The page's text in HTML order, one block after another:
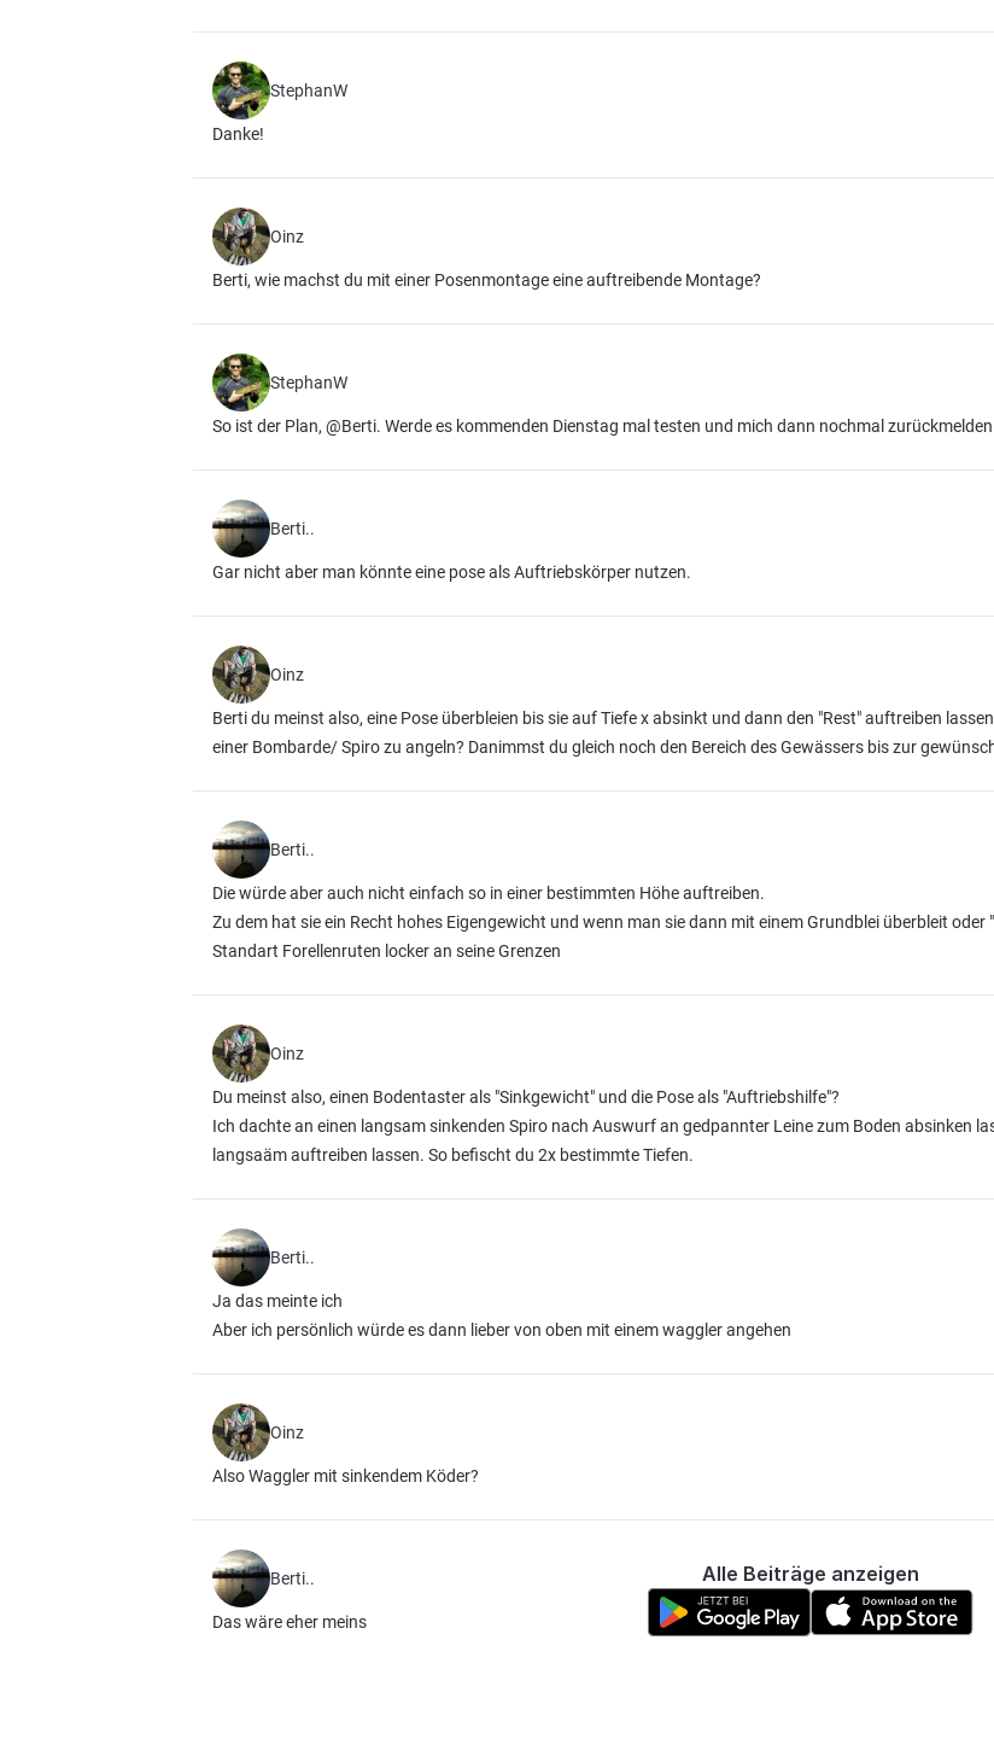
StephanW
Danke!
Oinz
Berti, wie machst du mit einer Posenmontage eine auftreibende Montage?
StephanW
So ist der Plan, @Berti. Werde es kommenden Dienstag mal testen und mich dann nochmal zurückmelden
Berti..
Gar nicht aber man könnte eine pose als Auftriebskörper nutzen.
Oinz
Berti du meinst also, eine Pose überbleien bis sie auf Tiefe x absinkt und dann den "Rest" auftreiben
einer Bombarde/ Spiro zu angeln? Danimmst du gleich noch den Bereich des Gewässers bis zur
Berti..
Die würde aber auch nicht einfach so in einer bestimmten Höhe auftreiben.
Zu dem hat sie ein Recht hohes Eigengewicht und wenn man sie dann mit einem Grundblei überbleit
Standart Forellenruten locker an seine Grenzen
Oinz
Du meinst also, einen Bodentaster als "Sinkgewicht" und die Pose als "Auftriebshilfe"?
Ich dachte an einen langsam sinkenden Spiro nach Auswurf an gedpannter Leine zum Boden absinken
langsaäm auftreiben lassen. So befischt du 2x bestimmte Tiefen.
Berti..
Ja das meinte ich
Aber ich persönlich würde es dann lieber von oben mit einem waggler angehen
Oinz
Also Waggler mit sinkendem Köder?
Berti..
Das wäre eher meins
Alle Beiträge anzeigen